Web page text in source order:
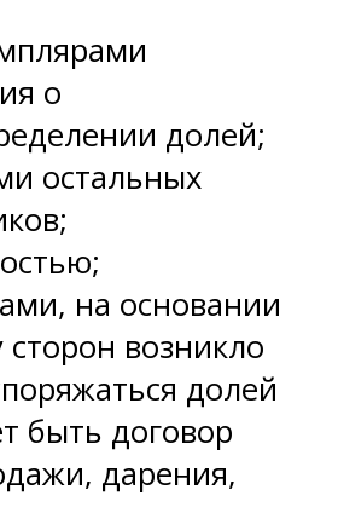
о
долей;
остальных
на основании
сторон возникло
долей
быть договор
дарения,